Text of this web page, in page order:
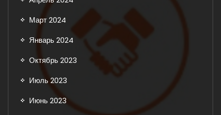
Март 2024
Январь 2024
Октябрь 2023
Июль 2023
Июнь 2023